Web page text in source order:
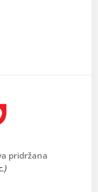
pridržana